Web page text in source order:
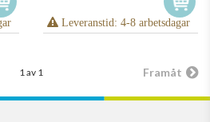
Leveranstid: 4-8 arbetsdagar
1 av 1 Framåt